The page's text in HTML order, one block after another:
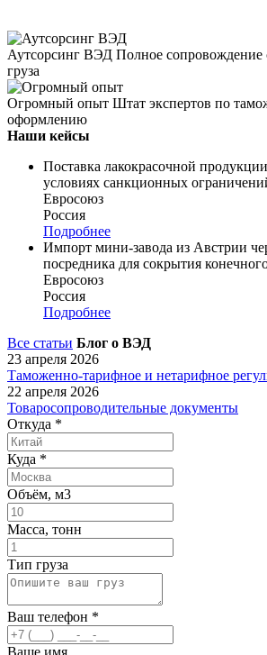
Аутсорсинг ВЭД Полное сопровождение
груза
Огромный опыт Штат экспертов по
оформлению
Наши кейсы
Поставка лакокрасочной
условиях санкционных
Евросоюз
Россия
Подробнее
Импорт мини-завода из Австрии
посредника для сокрытия
Евросоюз
Россия
Подробнее
Все статьи Блог о ВЭД
23 апреля 2026
Таможенно-тарифное и нетарифное
22 апреля 2026
Товаросопроводительные документы
Откуда *
Куда *
Объём, м3
Масса, тонн
Тип груза
Ваш телефон *
Ваше имя